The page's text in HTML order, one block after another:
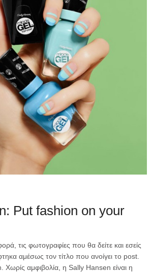
Put fashion on your
τις φωτογραφίες που θα δείτε και εσείς
αμέσως τον τίτλο που ανοίγει το post.
αμφιβολία, η Sally Hansen είναι η